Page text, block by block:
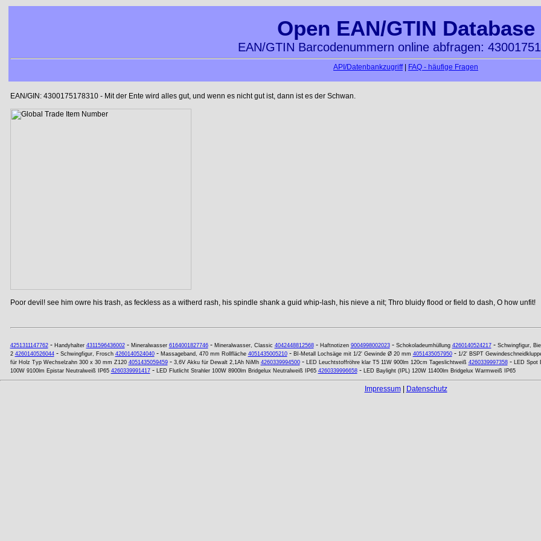
Open EAN/GTIN Database
EAN/GTIN Barcodenummern online abfragen:
API/Datenbankzugriff| FAQ - häufige Fragen
EAN/GIN: 4300175178310 - Mit der Ente wird alles gut, und wenn es nicht gut ist, dann ist es der Schwan.
Poor devil! see him owre his trash, as feckless as a witherd rash, his spindle shank a guid whip-lash, his nieve a nit; Thro bluidy flood or field to dash, O how unfit!
4251311147762- Handyhalter 4311596436002- Mineralwasser 6164001827746- Mineralwasser, Classic 4042448812568- Haftnotizen 9004998002023- Schokoladeumhüllung 4260140524217- Schwingfigur,
2 4260140526044- Schwingfigur, Frosch 4260140524040- Massageband, 470 mm Rollfläche 4051435005210- BI-Metall Lochsäge mit 1/2' Gewinde Ø 20 mm 4051435057950- 1/2' BSPT
für Holz Typ Wechselzahn 300 x 30 mm Z120 4051435059459- 3,6V Akku für Dewalt 2,1Ah NiMh 4260339994500- LED Leuchtstoffröhre klar T5 11W 900lm 120cm Tageslichtweiß 4260339997358- LED Spot
100W 9100lm Epistar Neutralweiß IP65 4260339991417- LED Flutlicht Strahler 100W 8900lm Bridgelux Neutralweiß IP65 4260339996658- LED Baylight (IPL) 120W 11400lm Bridgelux Warmweiß IP65
Impressum| Datenschutz